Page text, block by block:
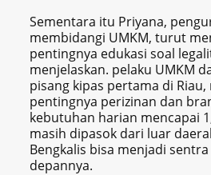
Sementara itu Priyana,
membidangi UMKM, turut
pentingnya edukasi soal
menjelaskan. pelaku UMKM
pisang kipas pertama di
pentingnya perizinan dan
kebutuhan harian mencapai
masih dipasok dari luar
Bengkalis bisa menjadi
depannya.